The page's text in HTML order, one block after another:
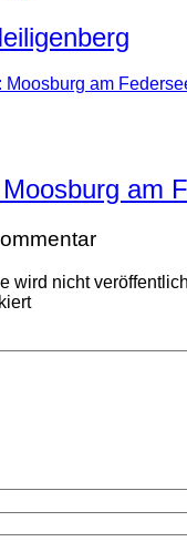
am
wird nicht